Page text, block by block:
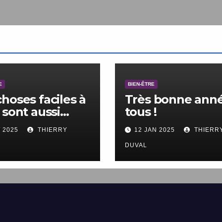
faciles à
aussi
à ne pas
2025 THIERRY
BIEN-ÊTRE
Très bonne
tous !
12 JAN 2025
DUVAL